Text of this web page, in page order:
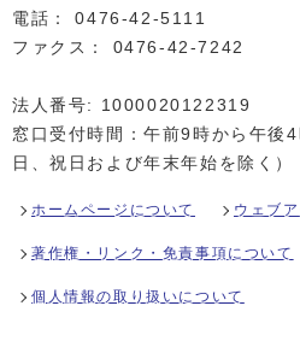
電話： 0476‐42‐5111
ファクス： 0476‐42‐7242
法人番号: 1000020122319
窓口受付時間：午前9時から午後
日、祝日および年末年始を除く）
ホームページについて ウェブ
著作権・リンク・免責事項について
個人情報の取り扱いについて